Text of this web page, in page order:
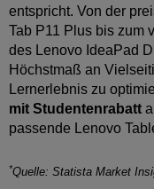
entspricht. Von der
Tab P11 Plus bis zum
des Lenovo IdeaPad
Höchstmaß an
Lernerlebnis zu
mit Studentenrabatt
passende Lenovo
*Quelle: Statista Market